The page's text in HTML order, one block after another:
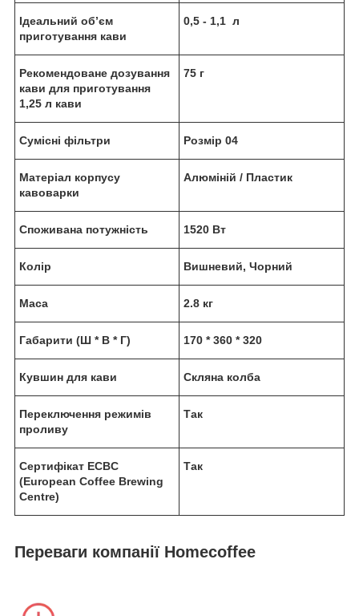
Ідеальний об’єм
приготування кави
0,5 - 1,1 л
Рекомендоване дозування
кави для приготування
1,25 л кави
75 г
Сумісні фільтри Розмір 04
Матеріал корпусу
кавоварки
Алюміній / Пластик
Споживана потужність 1520 Вт
Колір Вишневий, Чорний
Маса 2.8 кг
Габарити (Ш * В * Г) 170 * 360 * 320
Кувшин для кави Скляна колба
Переключення режимів
проливу
Так
Сертифікат ECBC
(European Coffee Brewing
Centre)
Так
Переваги компанії Homecoffee